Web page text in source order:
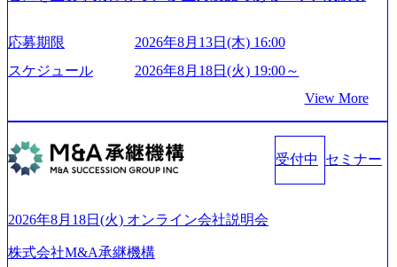
_93b1bff3-f71c-4bc9-8bd9-72a8a4826007_1200x554.webp https://
mages/20250502152751_46c65543-87ef-4e86-a85a-8649e1c532f9
_956x512.webp https://storage.googleapis.com/our-vision-producti
on.appspot.com/public/images/20250502152804_ba6aaa1a-9ffc-4f
m/our-vision-production.appspot.com/public/images/202505021528
ンプレクス社は、FinTech領域に強みを持つITコンサルティ
ング会社で、NRI、NTTDATAと同じく世界のFinTech Ranki
ngsTop 100企業にも選出されている。ITコンサルティング、
特長 ビジネスへの深い理解を持つコンサルタントが集うXs
pearと、最先端テクノロジーに深い知見を持つシンプレクス
社またはグループ会社との協力体制を築いている Xspear社
世界トップクラスのシェアを有している 技術と対話を通じ
て未来を創造し、社会課題の解決に貢献することを目指し
ている Mission:私たちの技術/私たちの対話 Vision:夢を未来
話 IoT社会の浸透、AIの加速等により半導体需要は世界中で
急伸長しており、それに伴い半導体製造装置の需要も伸長
中 https://storage.googleapis.com/our-vision-production.appspot.co
m/public/images/20260224131045_0fee4978-bb25-43a7-a367-542
6b95cd599_1200x543.webp https://storage.googleapis.com/our-visi
cb8-329e-4a45-a8f5-73d9728b2cd7_1200x486.webp https://storag
e.googleapis.com/our-vision-production.appspot.com/public/image
s/20260224131100_d8b3379f-6e64-4566-aea4-924f21977d35_120
0x460.webp https://storage.googleapis.com/our-vision-production.a
応募期限
2026年8月13日(木) 16:00
スケジュール
2026年8月18日(火) 19:00～
View More
受付中 セミナー
2026年8月18日(火) オンライン会社説明会
株式会社M&A承継機構